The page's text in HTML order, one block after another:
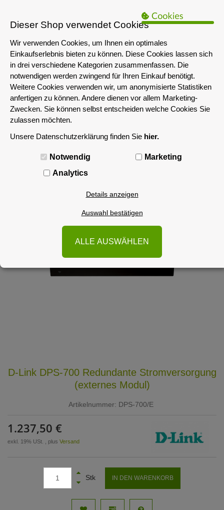
Das servershop-bayern.de Angebot richtet sich nur an
Unternehmen i.S.d. § 14 BGB sowie die öffentliche Hand. Ein Verkauf
an Privatpersonen ist nicht möglich.
MENÜ
D-Link DPS-700 Redundante Stromversorgung
(externes Modul)
Artikelnummer: DPS-700/E
1.237,50 €
exkl. 19% USt. , plus Versand
Stk IN DEN WARENKORB
Dieser Shop verwendet Cookies
Wir verwenden Cookies, um Ihnen ein optimales
Einkaufserlebnis bieten zu können. Diese Cookies lassen sich
in drei verschiedene Kategorien zusammenfassen. Die
notwendigen werden zwingend für Ihren Einkauf benötigt.
Weitere Cookies verwenden wir, um anonymisierte Statistiken
anfertigen zu können. Andere dienen vor allem Marketing-
Zwecken. Sie können selbst entscheiden welche Cookies Sie
zulassen möchten.
Unsere Datenschutzerklärung finden Sie hier.
Notwendig
Marketing
Analytics
Details anzeigen
Auswahl bestätigen
ALLE AUSWÄHLEN